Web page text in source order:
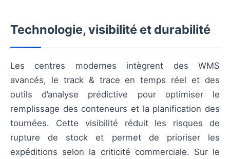
Technologie, visibilité et durabilité
Les centres modernes intègrent des WMS
avancés, le track & trace en temps réel et des
outils d’analyse prédictive pour optimiser le
remplissage des conteneurs et la planification des
tournées. Cette visibilité réduit les risques de
rupture de stock et permet de prioriser les
expéditions selon la criticité commerciale. Sur le